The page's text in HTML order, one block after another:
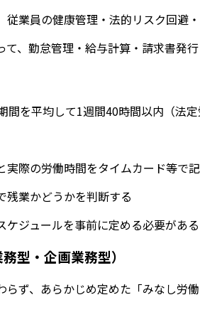
従業員の健康管理・法的リスク回避
て、勤怠管理・給与計算・請求書発
間を平均して1週間40時間以内（法
実際の労働時間をタイムカード等で
残業かどうかを判断する
ケジュールを事前に定める必要がある
型・企画業務型）
らず、あらかじめ定めた「みなし労